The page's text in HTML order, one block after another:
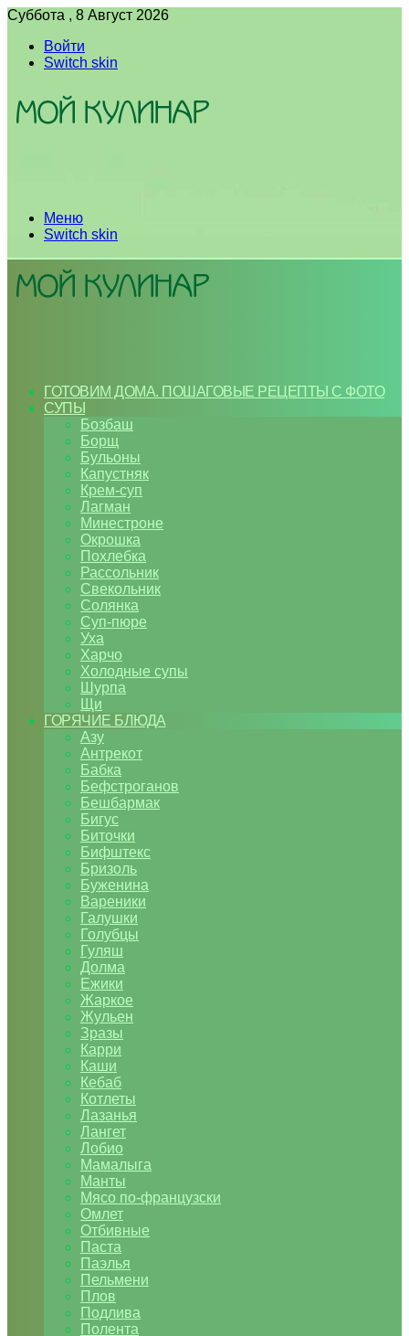
Суббота , 8 Август 2026
Войти
Switch skin
Меню
Switch skin
ГОТОВИМ ДОМА. ПОШАГОВЫЕ РЕЦЕПТЫ С ФОТО
СУПЫ
Бозбаш
Борщ
Бульоны
Капустняк
Крем-суп
Лагман
Минестроне
Окрошка
Похлебка
Рассольник
Свекольник
Солянка
Суп-пюре
Уха
Харчо
Холодные супы
Шурпа
Щи
ГОРЯЧИЕ БЛЮДА
Азу
Антрекот
Бабка
Бефстроганов
Бешбармак
Бигус
Биточки
Бифштекс
Бризоль
Буженина
Вареники
Галушки
Голубцы
Гуляш
Долма
Ежики
Жаркое
Жульен
Зразы
Карри
Каши
Кебаб
Котлеты
Лазанья
Лангет
Лобио
Мамалыга
Манты
Мясо по-французски
Омлет
Отбивные
Паста
Паэлья
Пельмени
Плов
Подлива
Полента